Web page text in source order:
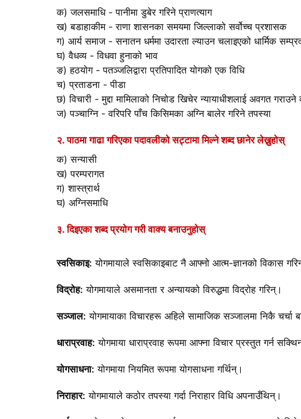
क) जलसमाधि - पानीमा डुबेर गरिने प्राणत्याग
ख) बडाहाकीम - राणा शासनका समयमा जिल्लाको सर्वोच्च प्रशासक
ग) आर्य समाज - सनातन धर्ममा उदारता ल्याउन चलाइएको धार्मिक
घ) वैधव्य - विधवा हुनाको भाव
ङ) हठयोग - पतञ्जलिद्वारा प्रतिपादित योगको एक विधि
च) प्रताडना - पीडा
छ) विचारी - मुद्दा मामिलाको निचोड खिचेर न्यायाधीशलाई अवगत गराउने
ज) पञ्चाग्नि - वरिपरि पाँच किसिमका अग्नि बालेर गरिने तपस्या
२. पाठमा गाढा गरिएका पदावलीको सट्टामा मिल्ने शब्द छानेर लेख्नुहोस्
क) सन्यासी
ख) परम्परागत
ग) शास्त्रार्थ
घ) अग्निसमाधि
३. दिइएका शब्द प्रयोग गरी वाक्य बनाउनुहोस्
स्वसिकाइ: योगमायाले स्वसिकाइबाट नै आफ्नो आत्म-ज्ञानको विकास
विद्रोह: योगमायाले असमानता र अन्यायको विरुद्धमा विद्रोह गरिन्।
सञ्जाल: योगमायाका विचारहरू अहिले सामाजिक सञ्जालमा निकै चर्चा
धाराप्रवाह: योगमाया धाराप्रवाह रूपमा आफ्ना विचार प्रस्तुत गर्न
योगसाधना: योगमाया नियमित रूपमा योगसाधना गर्थिन्।
निराहार: योगमायाले कठोर तपस्या गर्दा निराहार विधि अपनाउँथिन्।